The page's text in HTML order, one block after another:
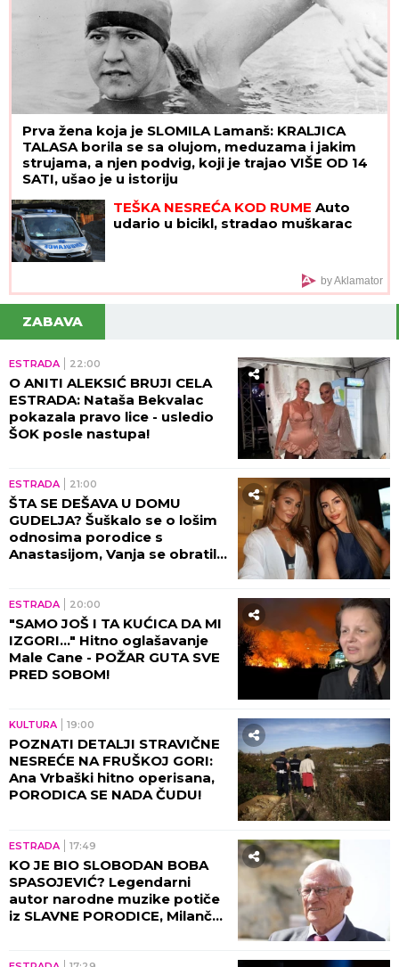
Prva žena koja je SLOMILA Lamanš: KRALJICA
TALASA borila se sa olujom, meduzama i jakim
strujama, a njen podvig, koji je trajao VIŠE OD 14
SATI, ušao je u istoriju
TEŠKA NESREĆA KOD RUME Auto
udario u bicikl, stradao muškarac
by Aklamator
ZABAVA
ESTRADA 22:00
O ANITI ALEKSIĆ BRUJI CELA
ESTRADA: Nataša Bekvalac
pokazala pravo lice - usledio
ŠOK posle nastupa!
ESTRADA 21:00
ŠTA SE DEŠAVA U DOMU
GUDELJA? Šuškalo se o lošim
odnosima porodice s
Anastasijom, Vanja se obratila
ESTRADA 20:00
"SAMO JOŠ I TA KUĆICA DA MI
IZGORI..." Hitno oglašavanje
Male Cane - POŽAR GUTA SVE
PRED SOBOM!
KULTURA 19:00
POZNATI DETALJI STRAVIČNE
NESREĆE NA FRUŠKOJ GORI:
Ana Vrbaški hitno operisana,
PORODICA SE NADA ČUDU!
ESTRADA 17:49
KO JE BIO SLOBODAN BOBA
SPASOJEVIĆ? Legendarni
autor narodne muzike potiče
iz SLAVNE PORODICE, Milanče